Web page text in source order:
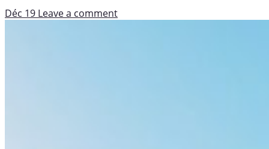
Déc 19 Leave a comment